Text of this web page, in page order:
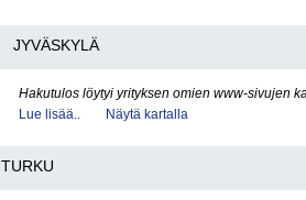
JYVÄSKYLÄ
Hakutulos löytyi yrityksen omien www-sivujen
Lue lisää..
Näytä kartalla
TURKU